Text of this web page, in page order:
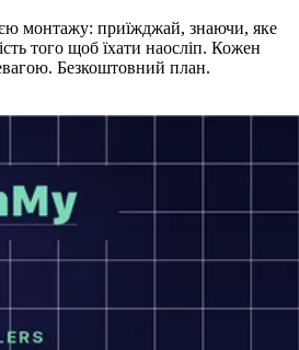
монтажу: приїжджай, знаючи, яке
того щоб їхати наосліп. Кожен
Безкоштовний план.